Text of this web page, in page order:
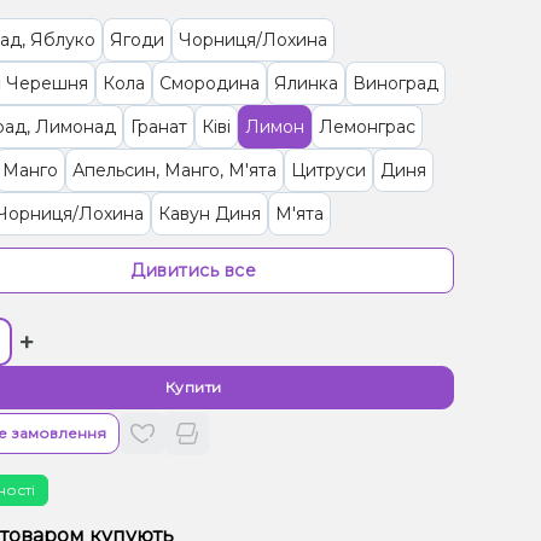
Яблуко Ягоди
Чорниця/Лохина
Черешня
Кола Смородина Ялинка
Виноград
Лимонад
Гранат Ківі Лимон
Лемонграс
Манго Апельсин, Манго, М'ята Цитруси
Диня
Лохина
Кавун Диня
М'ята
Пластівці
Апельсин, Лікер
Персик, Чай
Ананас, Кокос, Ром
Манго
Кавун, Смородина
Полуниця
Желе
Дивитись все
+
Купити
замовлення
купують